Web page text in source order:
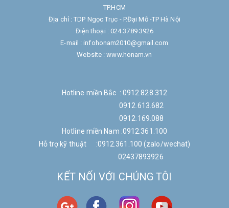
TP.HCM
Địa chỉ : TDP Ngọc Trục - P.Đại Mỗ -TP Hà Nội
Điện thoại : 024 3789 3926
E-mail : infohonam2010@gmail.com
Website : www.honam.vn
Hotline miền Bắc : 0912.828.312
0912.613.682
0912.169.088
Hotline miền Nam :0912.361.100
Hỗ trợ kỹ thuật :0912.361.100 (zalo/wechat)
02437893926
KẾT NỐI VỚI CHÚNG TÔI